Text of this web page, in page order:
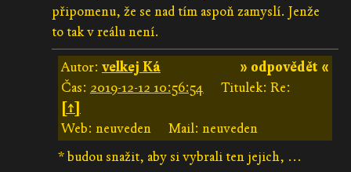
připomenu, že se nad tím aspoň zamyslí. Jenže
to tak v reálu není.
» odpovědět «
Autor: velkej Ká
Čas: 2019-12-12 10:56:54
Titulek: Re:
[↑]
Web: neuveden
Mail: neuveden
* budou snažit, aby si vybrali ten jejich, ...